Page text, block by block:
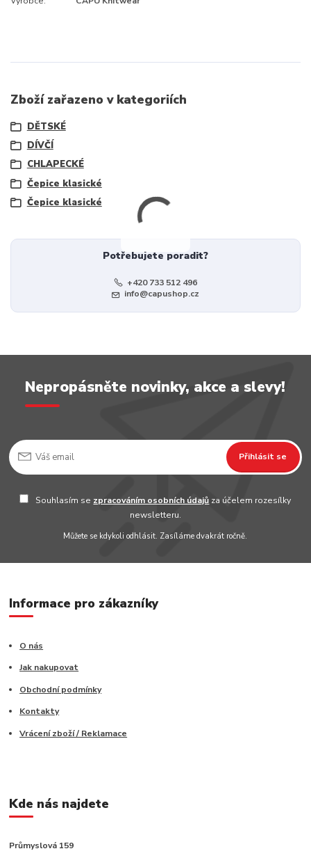
Zboží zařazeno v kategoriích
DĚTSKÉ
DÍVČÍ
CHLAPECKÉ
Čepice klasické
Čepice klasické
Potřebujete poradit?
+420 733 512 496
info@capushop.cz
Nepropásněte novinky, akce a slevy!
Přihlásit se
Souhlasím se zpracováním osobních údajů za účelem rozesílky
newsletteru.
Můžete se kdykoli odhlásit. Zasíláme dvakrát ročně.
Informace pro zákazníky
O nás
Jak nakupovat
Obchodní podmínky
Kontakty
Vrácení zboží / Reklamace
Kde nás najdete
Průmyslová 159